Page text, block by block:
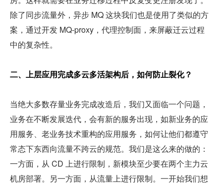
除了同步流量外，异步 MQ 这块我们也是使用了类似的方
案，通过开发 MQ-proxy，代理控制面，来屏蔽迁云过程
中的复杂性。
二、上层应用完成多云多活架构后，如何防止裂化？
当绝大多数存量业务完成改造后，我们又面临一个问题，
业务在不断发展迭代，会有新的服务出现，如新业务的应
用服务、老业务技术重构的应用服务，如何让他们都遵守
常态下东西向流量不跨云的规范。我们是这么来的做的：
一方面，从 CD 上进行限制，新模块至少要在两个主力云
机房部署。另一方面，从流量上进行限制。一开始我们想